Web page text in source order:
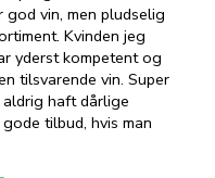
god vin, men pludselig
Kvinden jeg
yderst kompetent og
tilsvarende vin. Super
haft dårlige
tilbud, hvis man